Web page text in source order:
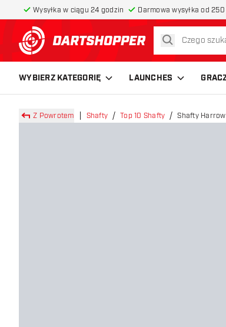
Wysyłka w ciągu 24 godzin Darmowa wysyłka od 250
powrót do strony głównej
szukaj
WYBIERZ KATEGORIĘ LAUNCHES
Z Powrotem Shafty Top 10 Shafty Shafty